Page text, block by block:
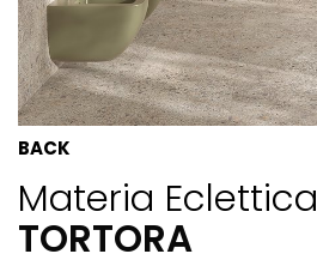
BACK
Materia Eclettica
TORTORA